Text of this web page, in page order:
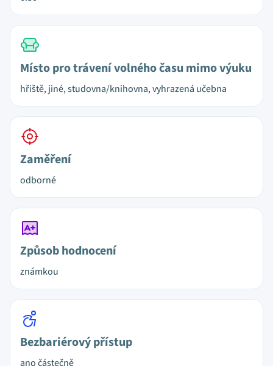
Místo pro trávení volného času mimo výuku
hřiště, jiné, studovna/knihovna, vyhrazená učebna
Zaměření
odborné
Způsob hodnocení
známkou
Bezbariérový přístup
ano částečně